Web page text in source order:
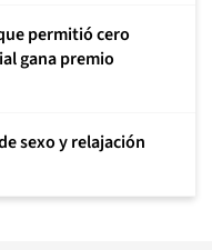
permitió cero
gana premio
sexo y relajación